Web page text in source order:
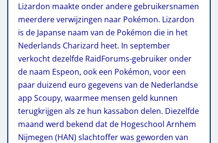
Lizardon maakte onder andere gebruikersnamen
meerdere verwijzingen naar Pokémon. Lizardon
is de Japanse naam van de Pokémon die in het
Nederlands Charizard heet. In september
verkocht dezelfde RaidForums-gebruiker onder
de naam Espeon, ook een Pokémon, voor een
paar duizend euro gegevens van de Nederlandse
app Scoupy, waarmee mensen geld kunnen
terugkrijgen als ze hun kassabon delen. Diezelfde
maand werd bekend dat de Hogeschool Arnhem
Nijmegen (HAN) slachtoffer was geworden van